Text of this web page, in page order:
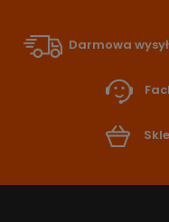
Darmowa